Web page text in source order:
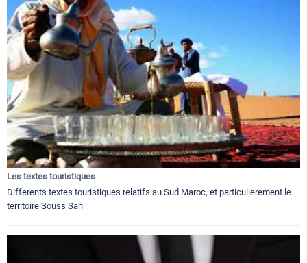
Les textes touristiques
Differents textes touristiques relatifs au Sud Maroc, et particulierement le
territoire Souss Sah